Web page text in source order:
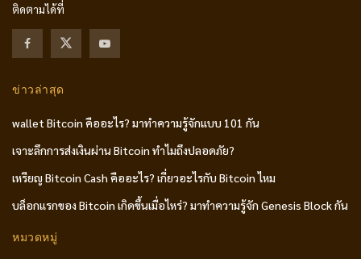
ติดตามได้ที่
ข่าวล่าสุด
wallet Bitcoin คืออะไร? มาทำความรู้จักแบบ 101 กัน
เจาะลึกการส่งเงินผ่าน Bitcoin ทำไมถึงปลอดภัย?
เหรียญ Bitcoin Cash คืออะไร? เกี่ยวอะไรกับ Bitcoin ไหม
บล็อกแรกของ Bitcoin เกิดขึ้นเมื่อไหร่? มาทำความรู้จัก Genesis Block กัน
หมวดหมู่